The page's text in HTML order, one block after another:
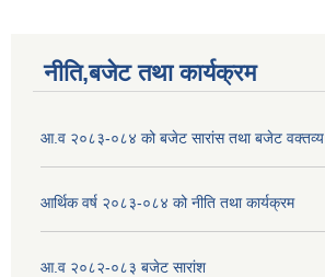
नीति,बजेट तथा कार्यक्रम
आ.व २०८३-०८४ को बजेट सारांस तथा बजेट वक्तव्य
आर्थिक वर्ष २०८३-०८४ को नीति तथा कार्यक्रम
आ.व २०८२-०८३ बजेट सारांश